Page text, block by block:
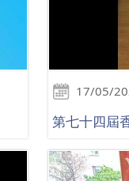
17/05/
第七十四屆